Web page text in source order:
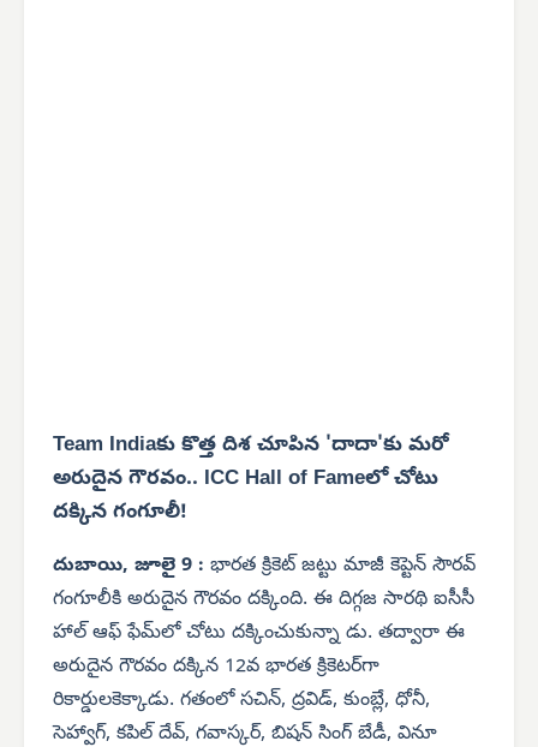
Team Indiaకు కొత్త దిశ చూపిన 'దాదా'కు మరో
అరుదైన గౌరవం.. ICC Hall of Fameలో చోటు
దక్కిన గంగూలీ!
దుబాయి, జూలై 9 : భారత క్రికెట్ జట్టు మాజీ కెప్టెన్ సౌరవ్
గంగూలీకి అరుదైన గౌరవం దక్కింది. ఈ దిగ్గజ సారథి ఐసీసీ
హాల్ ఆఫ్ ఫేమ్‌లో చోటు దక్కించుకున్నా డు. తద్వారా ఈ
అరుదైన గౌరవం దక్కిన 12వ భారత క్రికెటర్‌గా
రికార్డులకెక్కాడు. గతంలో సచిన్, ద్రవిడ్, కుంబ్లే, ధోనీ,
సెహ్వాగ్, కపిల్ దేవ్, గవాస్కర్, బిషన్ సింగ్ బేడీ, వినూ